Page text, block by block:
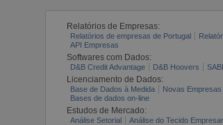
Relatórios de Empresas:
Relatórios de empresas de Portugal
API Empresas
Softwares com Dados:
D&B Credit Advantage D&B Hoovers
Licenciamento de Dados:
Base de Dados à Medida Novas Empresas
Bases de dados on-line
Estudos de Mercado:
Análise Setorial Análise do Tecido